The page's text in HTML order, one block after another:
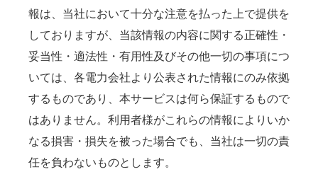
報は、当社において十分な注意を払った上で提供を
しておりますが、当該情報の内容に関する正確性・
妥当性・適法性・有用性及びその他一切の事項につ
いては、各電力会社より公表された情報にのみ依拠
するものであり、本サービスは何ら保証するもので
はありません。利用者様がこれらの情報によりいか
なる損害・損失を被った場合でも、当社は一切の責
任を負わないものとします。